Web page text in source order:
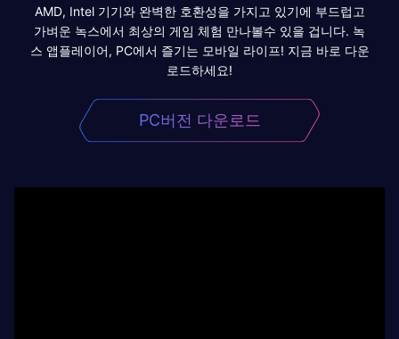
AMD, Intel 기기와 완벽한 호환성을 가지고 있기에 부드럽고
가벼운 녹스에서 최상의 게임 체험 만나볼수 있을 겁니다. 녹
스 앱플레이어, PC에서 즐기는 모바일 라이프! 지금 바로 다운
로드하세요!
PC버전 다운로드